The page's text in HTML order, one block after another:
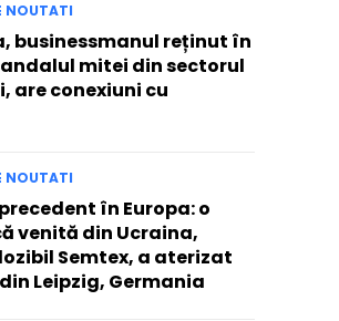
NOUTATI
businessmanul reținut în
mitei din sectorul
are conexiuni cu
NOUTATI
în Europa: o
venită din Ucraina,
Semtex, a aterizat
Leipzig, Germania